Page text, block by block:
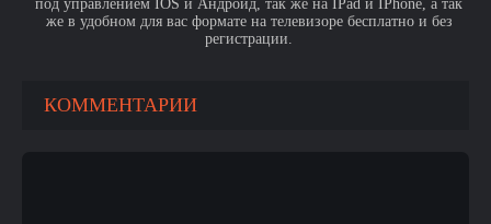
под управлением IOS и Андроид, так же на IPad и IPhone, а так
же в удобном для вас формате на телевизоре бесплатно и без
регистрации.
КОММЕНТАРИИ